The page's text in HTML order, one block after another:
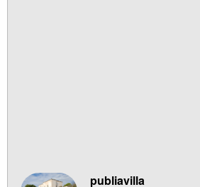
publiavilla